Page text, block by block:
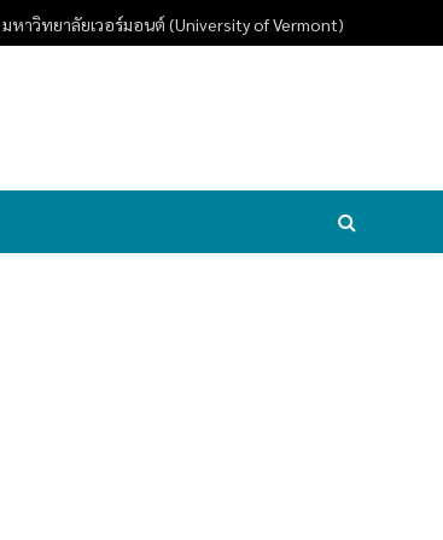
มหาวิทยาลัยเวอร์มอนต์ (University of Vermont)